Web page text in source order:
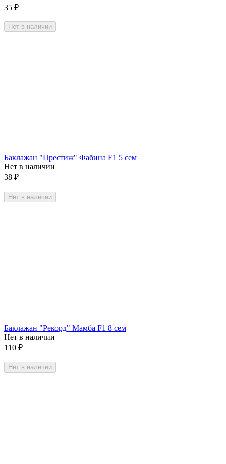
35 ₽
Нет в наличии
Баклажан "Престиж" Фабина F1 5 сем
Нет в наличии
38 ₽
Нет в наличии
Баклажан "Рекорд" Мамба F1 8 сем
Нет в наличии
110 ₽
Нет в наличии